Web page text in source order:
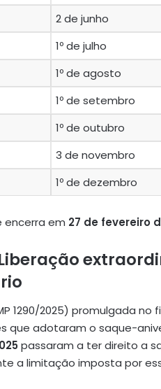
2 de junho
1º de julho
1º de agosto
1º de setembro
1º de outubro
3 de novembro
1º de dezembro
encerra em 27 de fevereiro
1290/2025) promulgada
que adotaram o saque-
passaram a ter direito a
a limitação imposta por